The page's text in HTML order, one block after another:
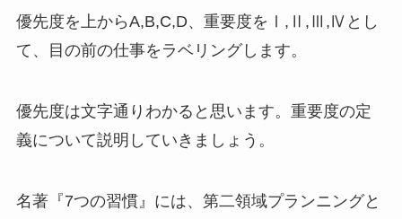
優先度を上からA,B,C,D、重要度をⅠ,Ⅱ,Ⅲ,Ⅳとし
て、目の前の仕事をラベリングします。
優先度は文字通りわかると思います。重要度の定
義について説明していきましょう。
名著『7つの習慣』には、第二領域プランニングと